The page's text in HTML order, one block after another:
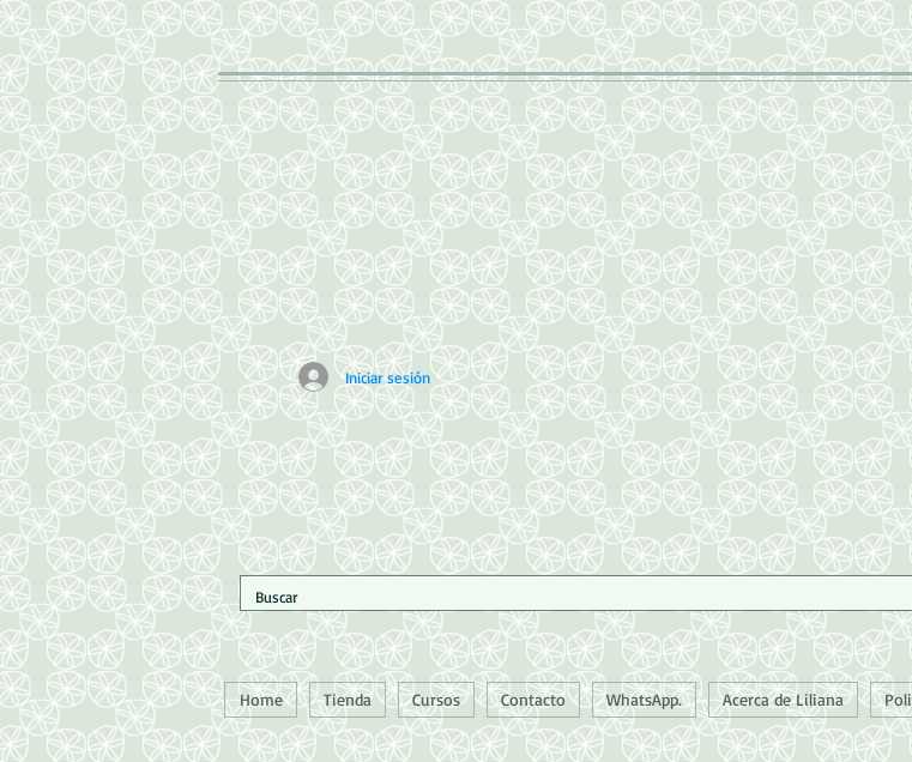
Iniciar sesión
Home Tienda Cursos Contacto WhatsApp. Acerca de Liliana